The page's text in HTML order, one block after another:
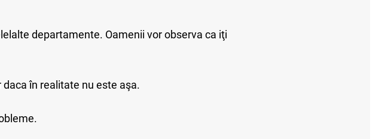
departamente. Oamenii vor observa ca iţi
în realitate nu este aşa.